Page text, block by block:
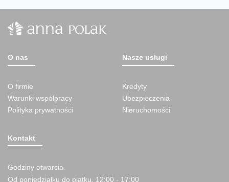
O nas
O firmie
Warunki współpracy
Polityka prywatności
Nasze usługi
Kredyty
Ubezpieczenia
Nieruchomości
Kontakt
Godziny otwarcia
Od poniedziałku do piątku, 12:00 - 17:00